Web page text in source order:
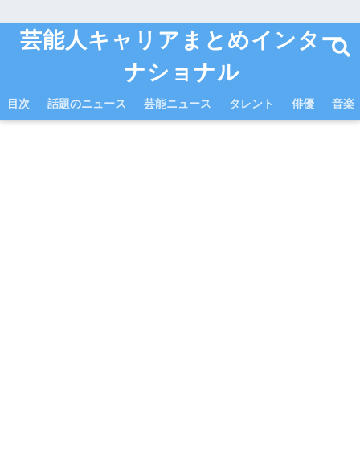
芸能人キャリアまとめインター
ナショナル
目次 話題のニュース 芸能ニュース タレント 俳優 音楽